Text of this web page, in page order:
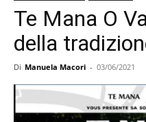
Te Mana O
della
Di Manuela Macori - 03/06/2021